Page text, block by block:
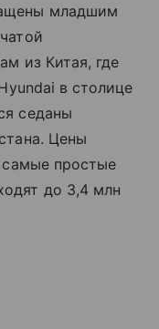
младшим
из Китая, где
в столице
седаны
Цены
самые простые
до 3,4 млн